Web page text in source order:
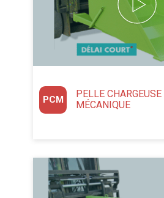
PCM
PELLE
MÉCANIQUE